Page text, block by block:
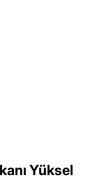
Yüksel